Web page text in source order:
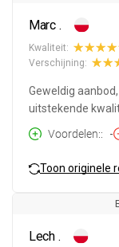
Marc .
Kwaliteit:
Verschijning:
Geweldig
uitstekende
Voordelen:
-
Toon originele
Lech .